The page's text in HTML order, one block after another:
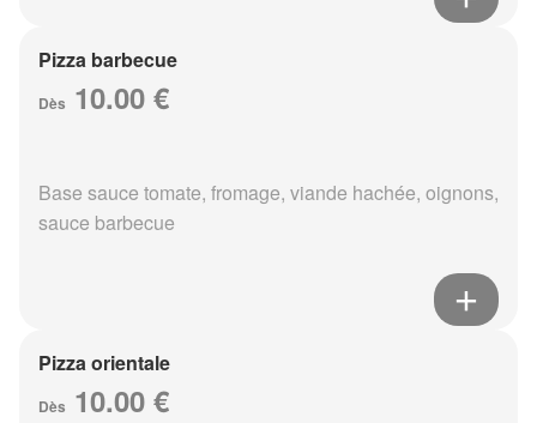
Pizza barbecue
Dès 10.00 €
Base sauce tomate, fromage, viande hachée, oignons,
sauce barbecue
Pizza orientale
Dès 10.00 €